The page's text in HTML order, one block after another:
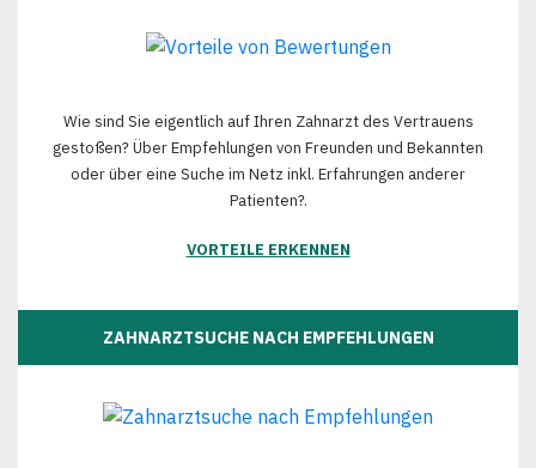
Wie sind Sie eigentlich auf Ihren Zahnarzt des Vertrauens
gestoßen? Über Empfehlungen von Freunden und Bekannten
oder über eine Suche im Netz inkl. Erfahrungen anderer
Patienten?.
VORTEILE ERKENNEN
ZAHNARZTSUCHE NACH EMPFEHLUNGEN